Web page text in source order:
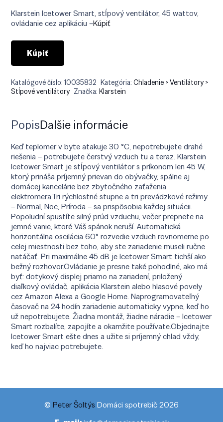
cena
bola:
€129.90.
cena
je:
€99.90.
Klarstein Icetower Smart, stĺpový ventilátor, 45 wattov,
ovládanie cez aplikáciu –Kúpiť
Kúpiť
Katalógové číslo:10035832 Kategória:Chladenie > Ventilátory >
Stĺpové ventilátory Značka:Klarstein
PopisĎalšie informácie
Keď teplomer v byte atakuje 30 °C, nepotrebujete drahé
riešenia – potrebujete čerstvý vzduch tu a teraz. Klarstein
Icetower Smart je stĺpový ventilátor s príkonom len 45 W,
ktorý prináša príjemný prievan do obývačky, spálne aj
domácej kancelárie bez zbytočného zaťaženia
elektromera.Tri rýchlostné stupne a tri prevádzkové režimy
– Normal, Noc, Príroda – sa prispôsobia každej situácii.
Popoludní spustíte silný prúd vzduchu, večer prepnete na
jemné vanie, ktoré Váš spánok neruší. Automatická
horizontálna oscilácia 60° rozvedie vzduch rovnomerne po
celej miestnosti bez toho, aby ste zariadenie museli ručne
natáčať. Pri maximálne 45 dB je Icetower Smart tichší ako
bežný rozhovor.Ovládanie je presne také pohodlné, ako má
byť: dotykový displej priamo na zariadení, priložený
diaľkový ovládač, aplikácia Klarstein alebo hlasové povely
cez Amazon Alexa a Google Home. Naprogramovateľný
časovač na 24 hodín zariadenie automaticky vypne, keď ho
už nepotrebujete. Žiadna montáž, žiadne náradie – Icetower
Smart rozbalíte, zapojíte a okamžite používate.Objednajte
Icetower Smart ešte dnes a užite si príjemný chlad vždy,
keď ho najviac potrebujete.
© Peter Šoltýs Domáci spotrebič 2026